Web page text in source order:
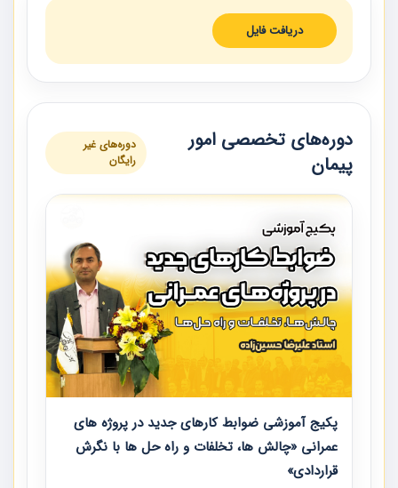
دریافت فایل
دوره‌های تخصصی امور
پیمان
دوره‌های غیر
رایگان
پکیج آموزشی ضوابط کارهای جدید در پروژه های
عمرانی «چالش ها، تخلفات و راه حل ها با نگرش
قراردادی»